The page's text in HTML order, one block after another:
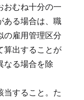
おむね十分の一
ある場合は、職
の雇用管理区分
算出することが
なる場合を除
すること。 た